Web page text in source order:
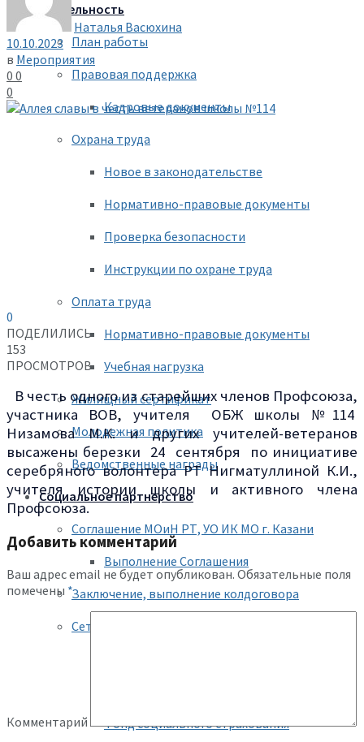
Деятельность
План работы
Правовая поддержка
Кадровые документы
Охрана труда
Новое в законодательстве
Нормативно-правовые документы
Проверка безопасности
Инструкции по охране труда
Оплата труда
Нормативно-правовые документы
Учебная нагрузка
Жилищный сертификат
Молодежная политика
Ведомственные награды
Социальное партнерство
Соглашение МОиН РТ, УО ИК МО г. Казани
Выполнение Соглашения
Заключение, выполнение колдоговора
Сетевое взаимодействие
Фонд социального страхования
Наталья Васюхина
10.10.2023
в Мероприятия
0 0
0
0
ПОДЕЛИЛИСЬ
153
ПРОСМОТРОВ
В честь одного из старейших членов Профсоюза,
участника ВОВ, учителя ОБЖ школы №114
Низамова М.К. и других учителей-ветеранов
высажены березки 24 сентября по инициативе
серебряного волонтера РТ Нигматуллиной К.И.,
учителя истории школы и активного члена
Профсоюза.
Добавить комментарий
Ваш адрес email не будет опубликован. Обязательные поля
помечены *
Комментарий